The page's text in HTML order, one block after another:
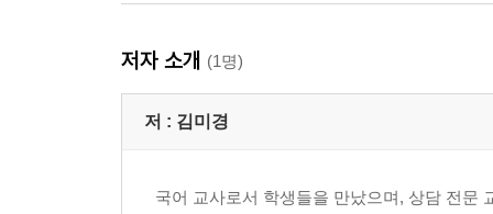
똑똑똑, 마음의 문 두드리기 | 날 선 마음 알아차리
부정적인 생각에서 느낌으로 건너가기 | 느낌의
저자 소개 (1명)
저 : 김미경
국어 교사로서 학생들을 만났으며, 상담 전문